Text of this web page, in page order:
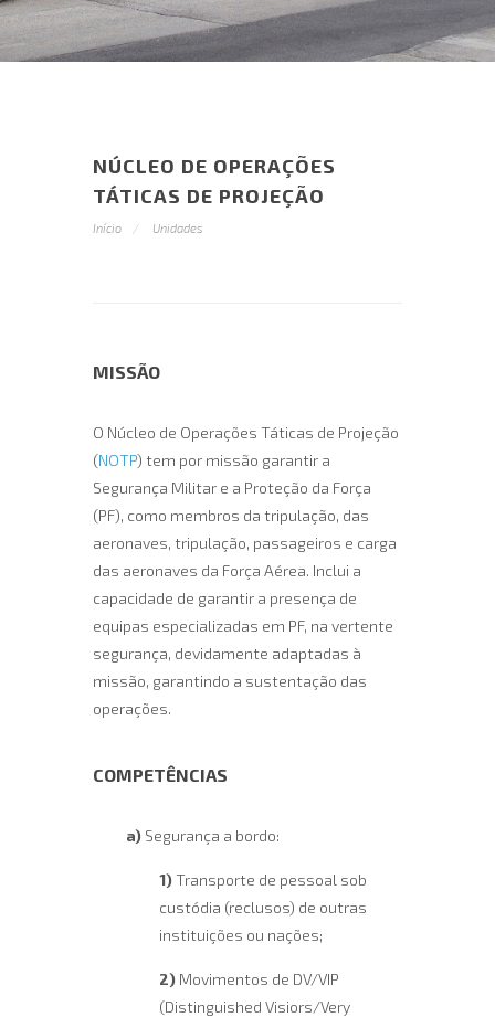
NÚCLEO DE OPERAÇÕES
TÁTICAS DE PROJEÇÃO
Início Unidades
MISSÃO
O Núcleo de Operações Táticas de Projeção
(NOTP) tem por missão garantir a
Segurança Militar e a Proteção da Força
(PF), como membros da tripulação, das
aeronaves, tripulação, passageiros e carga
das aeronaves da Força Aérea. Inclui a
capacidade de garantir a presença de
equipas especializadas em PF, na vertente
segurança, devidamente adaptadas à
missão, garantindo a sustentação das
operações.
COMPETÊNCIAS
a) Segurança a bordo:
1) Transporte de pessoal sob
custódia (reclusos) de outras
instituições ou nações;
2) Movimentos de DV/VIP
(Distinguished Visiors/Very